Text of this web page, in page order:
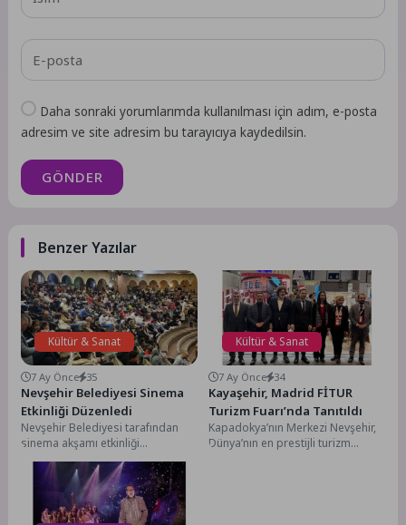
Daha sonraki yorumlarımda kullanılması için adım, e-posta
adresim ve site adresim bu tarayıcıya kaydedilsin.
GÖNDER
Benzer Yazılar
Kültür & Sanat
7 Ay Önce 35
Nevşehir Belediyesi Sinema
Etkinliği Düzenledi
Nevşehir Belediyesi tarafından
sinema akşamı etkinliği
kapsamında vatandaşlar "Kardeş
Takımı 2" filmini izledi.Nevşehir
Belediyesi Kültür,...
Kültür & Sanat
7 Ay Önce 34
Kayaşehir, Madrid FİTUR
Turizm Fuarı’nda Tanıtıldı
Kapadokya’nın Merkezi Nevşehir,
Dünya’nın en prestijli turizm